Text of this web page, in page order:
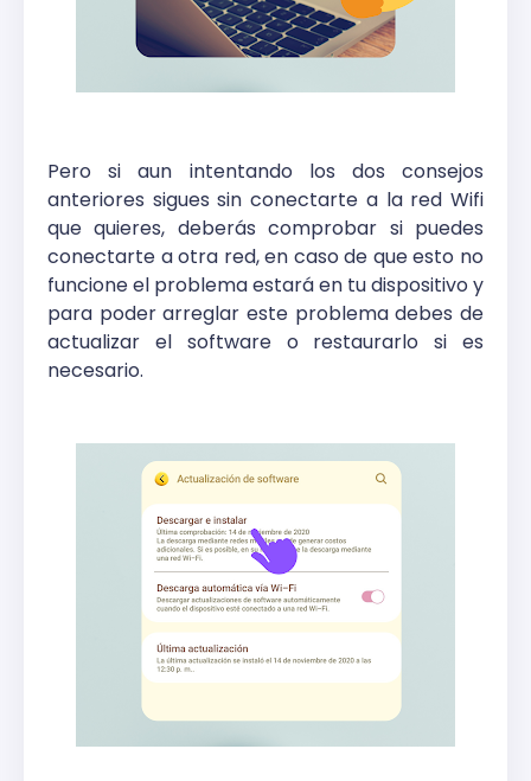
Pero si aun intentando los dos consejos
anteriores sigues sin conectarte a la red Wifi
que quieres, deberás comprobar si puedes
conectarte a otra red, en caso de que esto no
funcione el problema estará en tu dispositivo y
para poder arreglar este problema debes de
actualizar el software o restaurarlo si es
necesario.